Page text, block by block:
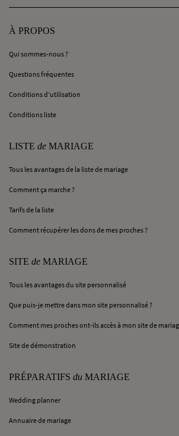
À PROPOS
Qui sommes-nous ?
Questions fréquentes
Conditions d’utilisation
Conditions liste
LISTE de MARIAGE
Tous les avantages de la liste de mariage
Comment ça marche ?
Tarifs de la liste
Comment récupérer les dons de mes proches ?
SITE de MARIAGE
Tous les avantages du site personnalisé
Que puis-je mettre dans mon site personnalisé ?
Comment mes proches ont-ils accès à mon site de
Site de démonstration
PRÉPARATIFS du MARIAGE
Wedding planner
Annuaire de mariage